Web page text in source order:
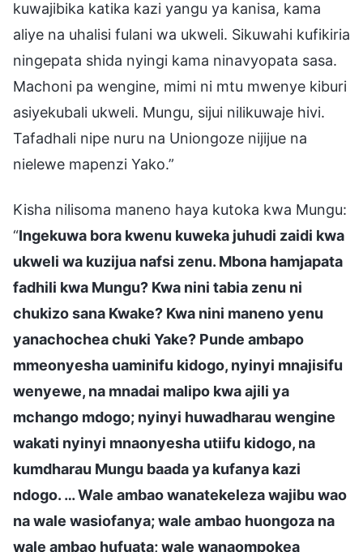
kuwajibika katika kazi yangu ya kanisa, kama
aliye na uhalisi fulani wa ukweli. Sikuwahi kufikiria
ningepata shida nyingi kama ninavyopata sasa.
Machoni pa wengine, mimi ni mtu mwenye kiburi
asiyekubali ukweli. Mungu, sijui nilikuwaje hivi.
Tafadhali nipe nuru na Uniongoze nijijue na
nielewe mapenzi Yako.”
Kisha nilisoma maneno haya kutoka kwa Mungu:
“Ingekuwa bora kwenu kuweka juhudi zaidi kwa
ukweli wa kuzijua nafsi zenu. Mbona hamjapata
fadhili kwa Mungu? Kwa nini tabia zenu ni
chukizo sana Kwake? Kwa nini maneno yenu
yanachochea chuki Yake? Punde ambapo
mmeonyesha uaminifu kidogo, nyinyi mnajisifu
wenyewe, na mnadai malipo kwa ajili ya
mchango mdogo; nyinyi huwadharau wengine
wakati nyinyi mnaonyesha utiifu kidogo, na
kumdharau Mungu baada ya kufanya kazi
ndogo. … Wale ambao wanatekeleza wajibu wao
na wale wasiofanya; wale ambao huongoza na
wale ambao hufuata; wale wanaompokea